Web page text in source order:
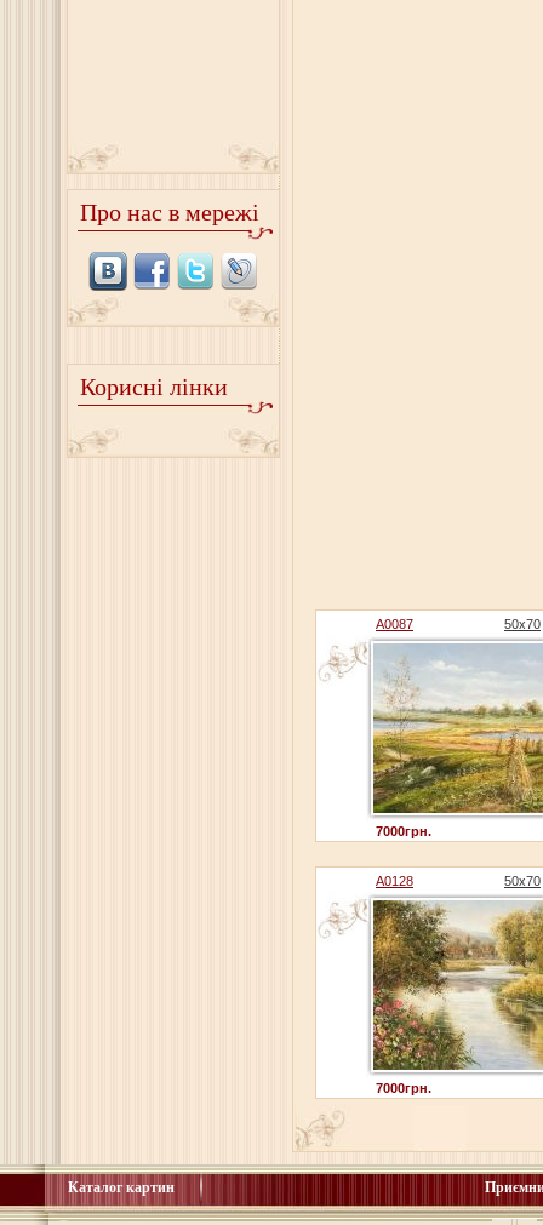
Про нас в мережі
Корисні лінки
A0087 50x70
7000грн.
A0128 50x70
7000грн.
Каталог картин